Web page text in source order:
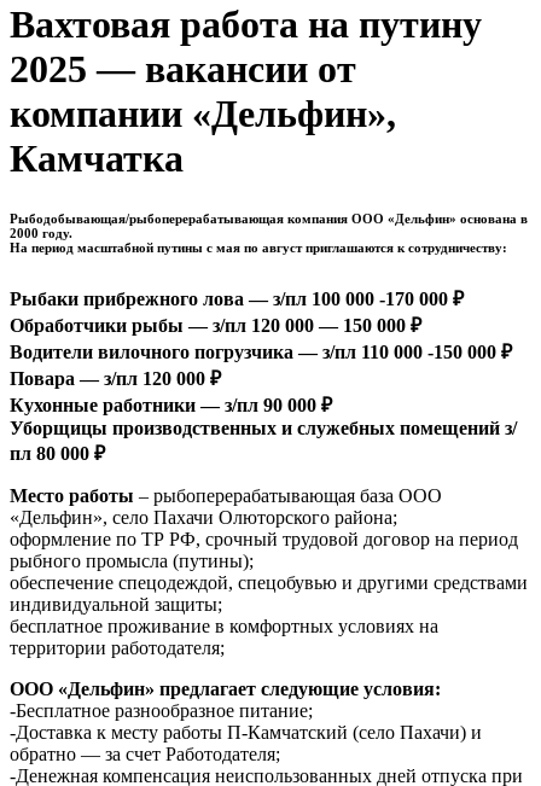
Вахтовая работа на путину
2025 — вакансии от
компании «Дельфин»,
Камчатка
Рыбодобывающая/рыбоперерабатывающая компания ООО «Дельфин» основана в
2000 году.
На период масштабной путины с мая по август приглашаются к сотрудничеству:
Рыбаки прибрежного лова — з/пл 100 000 -170 000 ₽
Обработчики рыбы — з/пл 120 000 — 150 000 ₽
Водители вилочного погрузчика — з/пл 110 000 -150 000 ₽
Повара — з/пл 120 000 ₽
Кухонные работники — з/пл 90 000 ₽
Уборщицы производственных и служебных помещений з/
пл 80 000 ₽
Место работы – рыбоперерабатывающая база ООО
«Дельфин», село Пахачи Олюторского района;
оформление по ТР РФ, срочный трудовой договор на период
рыбного промысла (путины);
обеспечение спецодеждой, спецобувью и другими средствами
индивидуальной защиты;
бесплатное проживание в комфортных условиях на
территории работодателя;
ООО «Дельфин» предлагает следующие условия:
-Бесплатное разнообразное питание;
-Доставка к месту работы П-Камчатский (село Пахачи) и
обратно — за счет Работодателя;
-Денежная компенсация неиспользованных дней отпуска при